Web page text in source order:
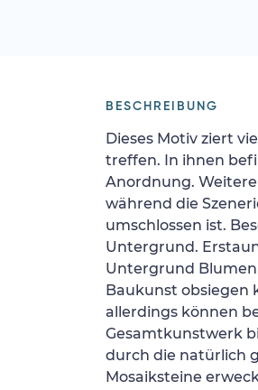
BESCHREIBUNG
Dieses Motiv ziert
treffen. In ihnen
Anordnung.
während die
umschlossen ist.
Untergrund.
Untergrund
Baukunst obsiegen
allerdings können
Gesamtkunstwerk
durch die natürlich
Mosaiksteine